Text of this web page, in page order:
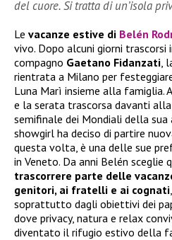
del cuore. Si tratta di un’isola
Le vacanze estive di Belén
vivo. Dopo alcuni giorni trascorsi
compagno Gaetano Fidanzati ,
rientrata a Milano per
Luna Marì insieme alla famiglia.
e la serata trascorsa davanti
semifinale dei Mondiali della sua
showgirl ha deciso di partire
questa volta, è una delle sue
in Veneto. Da anni Belén sceglie
trascorrere parte delle
genitori, ai fratelli e ai cognati
soprattutto dagli obiettivi dei
dove privacy, natura e relax
diventato il rifugio estivo della